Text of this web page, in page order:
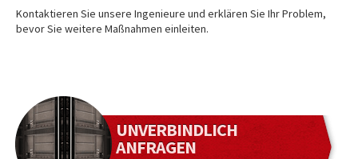
Kontaktieren Sie unsere Ingenieure und erklären Sie Ihr Problem,
bevor Sie weitere Maßnahmen einleiten.
UNVERBINDLICH
ANFRAGEN